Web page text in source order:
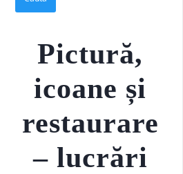
Pictură,
icoane și
restaurare
– lucrări